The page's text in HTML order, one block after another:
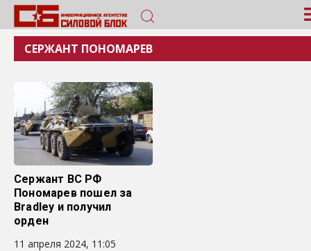
СЕРЖАНТ ПОНОМАРЕВ
Сержант ВС РФ
Пономарев пошел за
Bradley и получил
орден
11 апреля 2024, 11:05